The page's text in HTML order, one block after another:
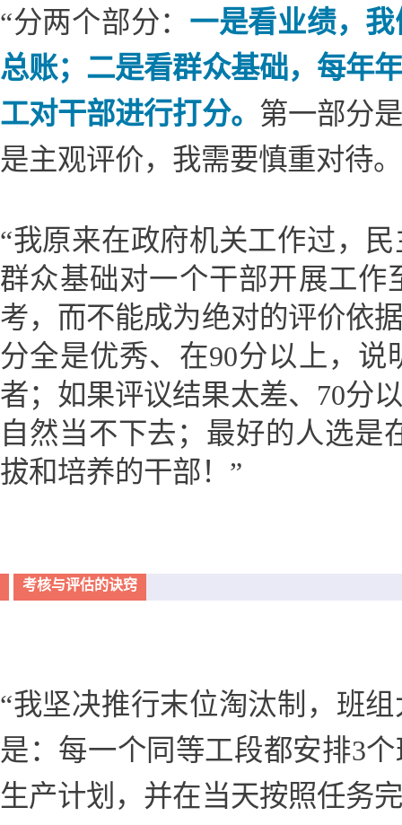
“分两个部分： 一是看业绩，
总账；二是看群众基础，每年
工对干部进行打分。 第一部分
是主观评价，我需要慎重对待
“我原来在政府机关工作过，
群众基础对一个干部开展工
考，而不能成为绝对的评价依
分全是优秀、在90分以上，
者；如果评议结果太差、70分
自然当不下去；最好的人选是
拔和培养的干部！”
考核与评估的诀窍
“我坚决推行末位淘汰制，班
是：每一个同等工段都安排3
生产计划，并在当天按照任务